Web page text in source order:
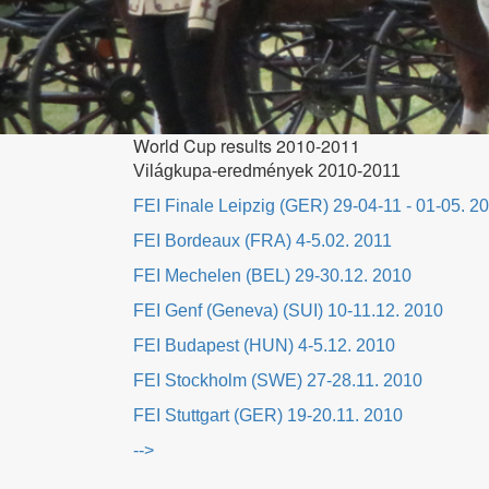
World Cup results 2010-2011
Világkupa-eredmények 2010-2011
FEI Finale Leipzig (GER) 29-04-11 - 01-05.
FEI Bordeaux (FRA) 4-5.02. 2011
FEI Mechelen (BEL) 29-30.12. 2010
FEI Genf (Geneva) (SUI) 10-11.12. 2010
FEI Budapest (HUN) 4-5.12. 2010
FEI Stockholm (SWE) 27-28.11. 2010
FEI Stuttgart (GER) 19-20.11. 2010
-->